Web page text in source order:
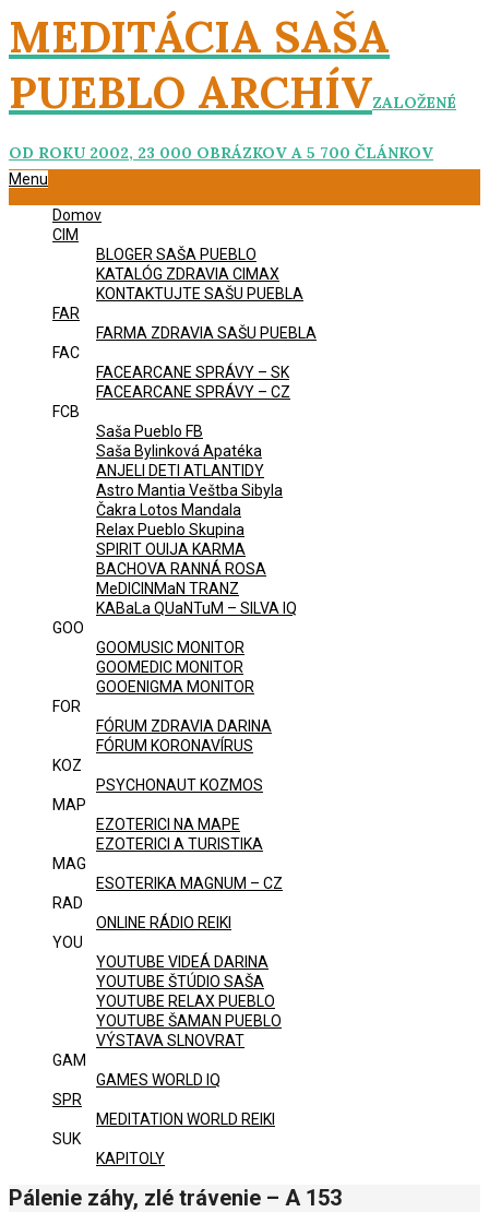
Skip
to
content
MEDITÁCIA SAŠA
PUEBLO ARCHÍVZALOŽENÉ
OD ROKU 2002, 23 000 OBRÁZKOV A 5 700 ČLÁNKOV
Primary
Menu
Domov
CIM
BLOGER SAŠA PUEBLO
KATALÓG ZDRAVIA CIMAX
KONTAKTUJTE SAŠU PUEBLA
FAR
FARMA ZDRAVIA SAŠU PUEBLA
FAC
FACEARCANE SPRÁVY – SK
FACEARCANE SPRÁVY – CZ
FCB
Saša Pueblo FB
Saša Bylinková Apatéka
ANJELI DETI ATLANTIDY
Astro Mantia Veštba Sibyla
Čakra Lotos Mandala
Relax Pueblo Skupina
SPIRIT OUIJA KARMA
BACHOVA RANNÁ ROSA
MeDICINMaN TRANZ
KABaLa QUaNTuM – SILVA IQ
GOO
GOOMUSIC MONITOR
GOOMEDIC MONITOR
GOOENIGMA MONITOR
FOR
FÓRUM ZDRAVIA DARINA
FÓRUM KORONAVÍRUS
KOZ
PSYCHONAUT KOZMOS
MAP
EZOTERICI NA MAPE
EZOTERICI A TURISTIKA
MAG
ESOTERIKA MAGNUM – CZ
RAD
ONLINE RÁDIO REIKI
YOU
YOUTUBE VIDEÁ DARINA
YOUTUBE ŠTÚDIO SAŠA
YOUTUBE RELAX PUEBLO
YOUTUBE ŠAMAN PUEBLO
VÝSTAVA SLNOVRAT
GAM
GAMES WORLD IQ
SPR
MEDITATION WORLD REIKI
SUK
KAPITOLY
Pálenie záhy, zlé trávenie – A 153